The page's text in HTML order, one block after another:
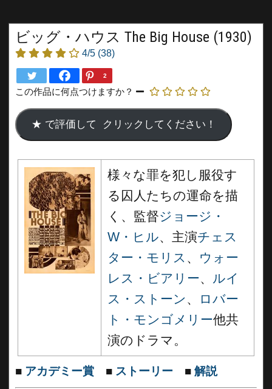
ビッグ・ハウス The Big House (1930)
4/5 (38)
2
この作品に何点つけますか？
様々な罪を犯し服役す
る囚人たちの運命を描
く、監督ジョージ・
W・ヒル、主演チェス
ター・モリス 、 ウォー
レス・ビアリー、 ルイ
ス・ストーン 、
ロバー
ト・モンゴメリー他共
演のドラマ。
■ アカデミー賞 ■ ストーリー ■ 解説